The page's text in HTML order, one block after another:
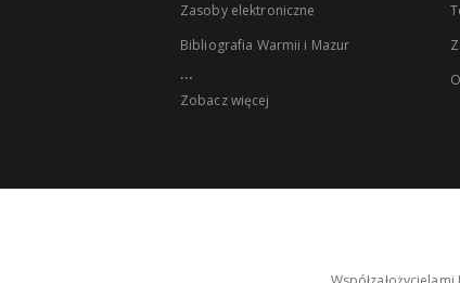
Zasoby elektroniczne
Bibliografia Warmii i Mazur
...
Zobacz więcej